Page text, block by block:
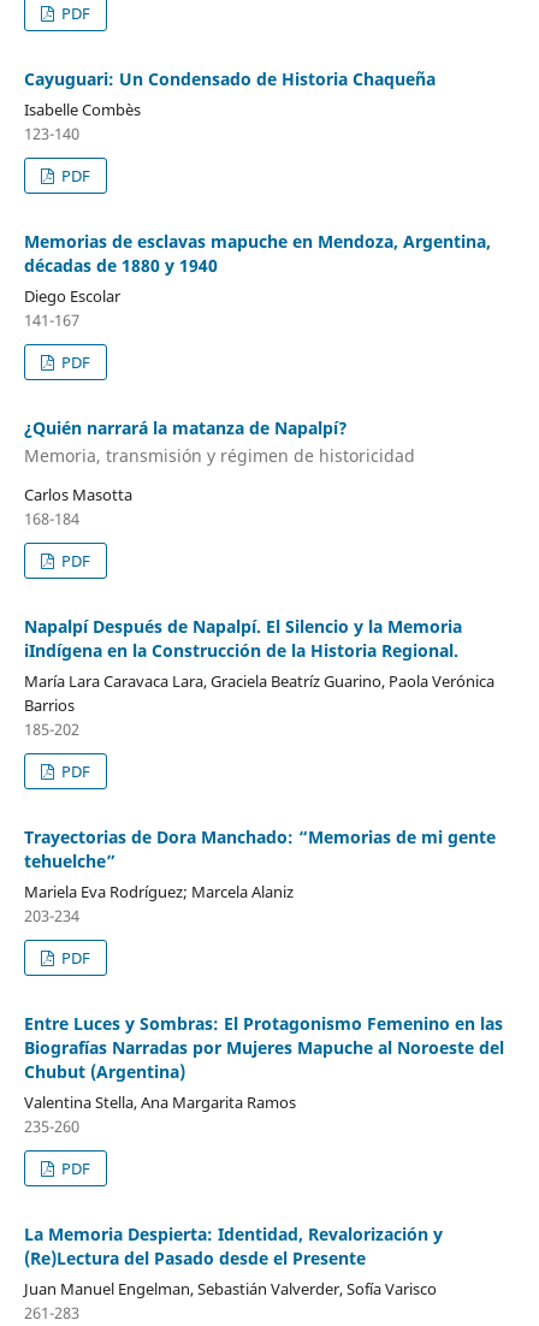
PDF
Cayuguari: Un Condensado de Historia Chaqueña
Isabelle Combès
123-140
PDF
Memorias de esclavas mapuche en Mendoza, Argentina,
décadas de 1880 y 1940
Diego Escolar
141-167
PDF
¿Quién narrará la matanza de Napalpí?
Memoria, transmisión y régimen de historicidad
Carlos Masotta
168-184
PDF
Napalpí Después de Napalpí. El Silencio y la Memoria
iIndígena en la Construcción de la Historia Regional.
María Lara Caravaca Lara, Graciela Beatríz Guarino, Paola Verónica
Barrios
185-202
PDF
Trayectorias de Dora Manchado: “Memorias de mi gente
tehuelche”
Mariela Eva Rodríguez; Marcela Alaniz
203-234
PDF
Entre Luces y Sombras: El Protagonismo Femenino en las
Biografías Narradas por Mujeres Mapuche al Noroeste del
Chubut (Argentina)
Valentina Stella, Ana Margarita Ramos
235-260
PDF
La Memoria Despierta: Identidad, Revalorización y
(Re)Lectura del Pasado desde el Presente
Juan Manuel Engelman, Sebastián Valverder, Sofía Varisco
261-283